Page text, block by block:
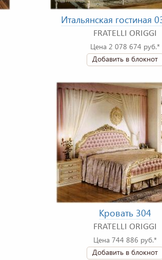
Итальянская гостиная
FRATELLI ORIGGI
Цена 2 078 674 руб.*
Добавить в блокнот
Кровать 304
FRATELLI ORIGGI
Цена 744 886 руб.*
Добавить в блокнот